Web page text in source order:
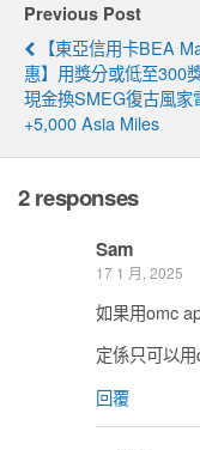
Previous Post
【東亞信用卡BEA
惠】用獎分或低至300
現金換SMEG復古風家
+5,000 Asia Miles
2 responses
Sam
17 1 月, 2025
如果用omc
定係只可以
回覆